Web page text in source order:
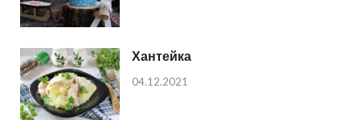
Хантейка
04.12.2021